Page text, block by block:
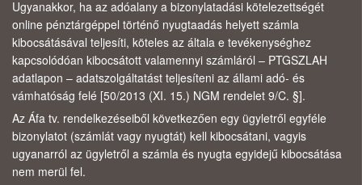
Ugyanakkor, ha az adóalany a bizonylatadási kötelezettségét
online pénztárgéppel történő nyugtaadás helyett számla
kibocsátásával teljesíti, köteles az általa e tevékenységhez
kapcsolódóan kibocsátott valamennyi számláról – PTGSZLAH
adatlapon – adatszolgáltatást teljesíteni az állami adó- és
vámhatóság felé [50/2013 (XI. 15.) NGM rendelet 9/C. §].
Az Áfa tv. rendelkezéseiből következően egy ügyletről egyféle
bizonylatot (számlát vagy nyugtát) kell kibocsátani, vagyis
ugyanarról az ügyletről a számla és nyugta egyidejű kibocsátása
nem merül fel.